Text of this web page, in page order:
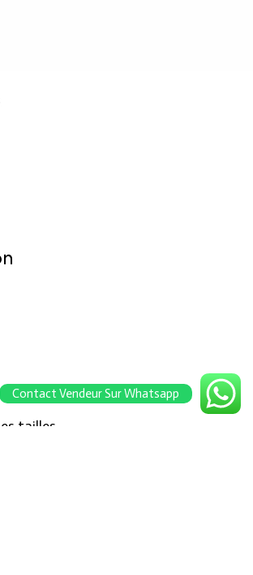
tailles
Contact Vendeur Sur Whatsapp